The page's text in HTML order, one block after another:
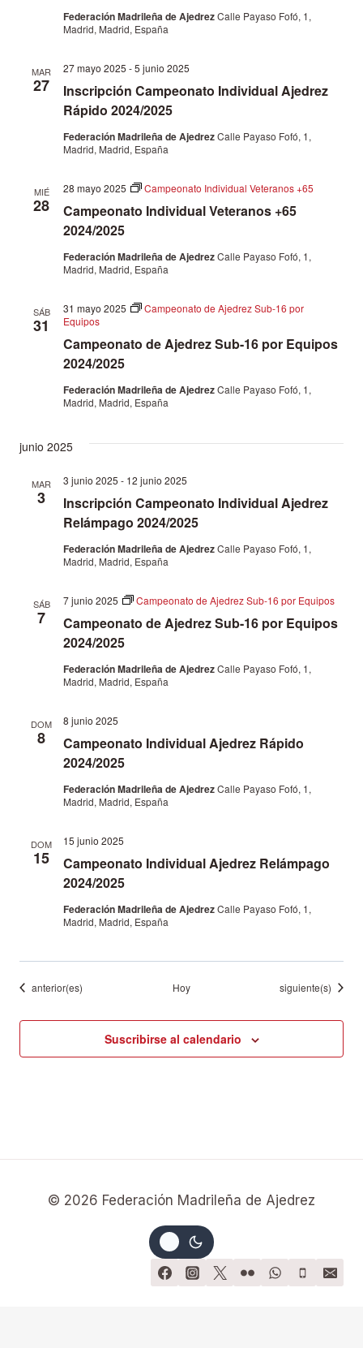
Federación Madrileña de AjedrezCalle Payaso Fofó, 1,
Madrid, Madrid, España
MAR
27
Inscripción Campeonato Individual Ajedrez
Rápido 2024/2025
27 mayo 2025 -5 junio 2025
Federación Madrileña de AjedrezCalle Payaso Fofó, 1,
Madrid, Madrid, España
MIÉ
28
Campeonato Individual Veteranos +65
2024/2025
28 mayo 2025 Campeonato Individual Veteranos +65
Federación Madrileña de AjedrezCalle Payaso Fofó, 1,
Madrid, Madrid, España
SÁB
31
Campeonato de Ajedrez Sub-16 por Equipos
2024/2025
31 mayo 2025
Campeonato de Ajedrez Sub-16 por
Equipos
Federación Madrileña de AjedrezCalle Payaso Fofó, 1,
Madrid, Madrid, España
junio 2025
MAR
3
Inscripción Campeonato Individual Ajedrez
Relámpago 2024/2025
3 junio 2025 - 12 junio 2025
Federación Madrileña de AjedrezCalle Payaso Fofó, 1,
Madrid, Madrid, España
SÁB
7
Campeonato de Ajedrez Sub-16 por Equipos
2024/2025
7 junio 2025 Campeonato de Ajedrez Sub-16 por Equipos
Federación Madrileña de AjedrezCalle Payaso Fofó, 1,
Madrid, Madrid, España
DOM
8
Campeonato Individual Ajedrez Rápido
2024/2025
8 junio 2025
Federación Madrileña de AjedrezCalle Payaso Fofó, 1,
Madrid, Madrid, España
DOM
15
Campeonato Individual Ajedrez Relámpago
2024/2025
15 junio 2025
Federación Madrileña de AjedrezCalle Payaso Fofó, 1,
Madrid, Madrid, España
Eventos
anterior(es) Hoy Eventos
siguiente(s)
Suscribirse al calendario
© 2026 Federación Madrileña de Ajedrez